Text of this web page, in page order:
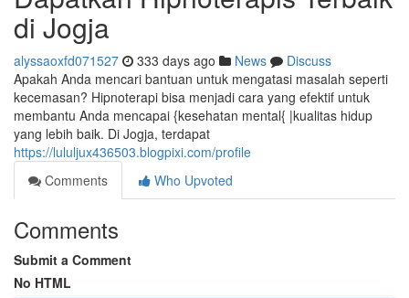
di Jogja
alyssaoxfd071527 333 days ago News
Discuss
Apakah Anda mencari bantuan untuk mengatasi masalah seperti
kecemasan? Hipnoterapi bisa menjadi cara yang efektif untuk
membantu Anda mencapai {kesehatan mental{ |kualitas hidup
yang lebih baik. Di Jogja, terdapat
https://lululjux436503.blogpixi.com/profile
Comments
Who Upvoted
Comments
Submit a Comment
No HTML